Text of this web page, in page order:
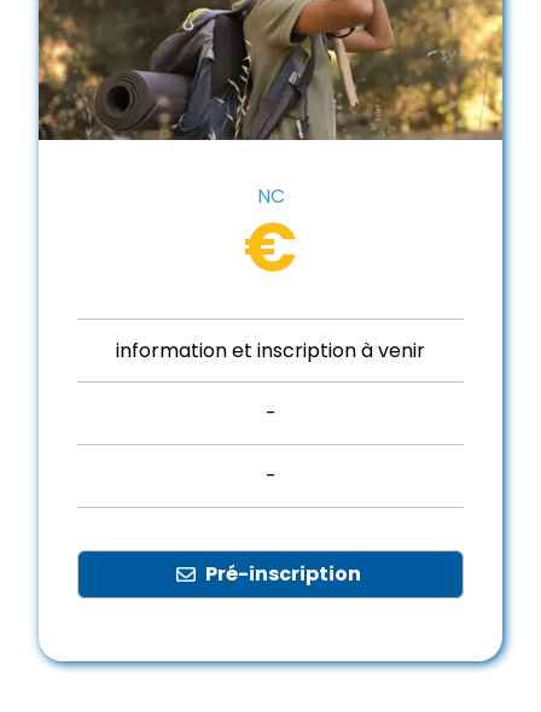
NC
€
information et inscription à venir
-
-
Pré-inscription